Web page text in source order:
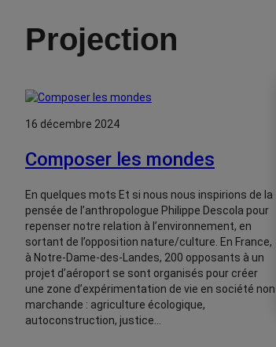
Projection
16 décembre 2024
Composer les mondes
En quelques mots Et si nous nous inspirions de la
pensée de l’anthropologue Philippe Descola pour
repenser notre relation à l’environnement, en
sortant de l’opposition nature/culture. En France,
à Notre-Dame-des-Landes, 200 opposants à un
projet d’aéroport se sont organisés pour créer
une zone d’expérimentation de vie en société non
marchande : agriculture écologique,
autoconstruction, justice…